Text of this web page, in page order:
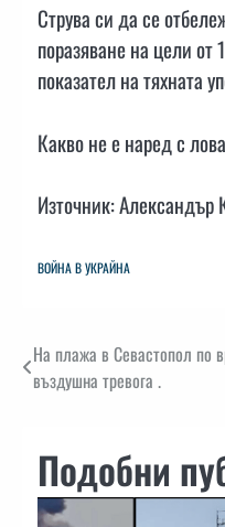
Струва си да се
поразяване на цели от
показател на тяхната
Какво не е наред с
Източник: Александър
ВОЙНА В УКРАЙНА
Навигация
На плажа в Севастопол по
въздушна тревога .
Подобни